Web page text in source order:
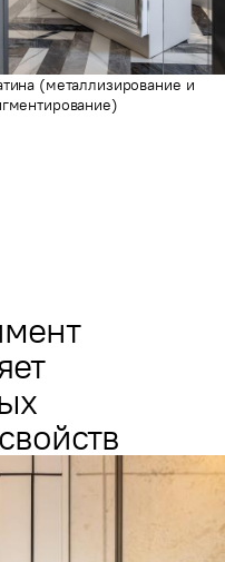
(металлизирование и